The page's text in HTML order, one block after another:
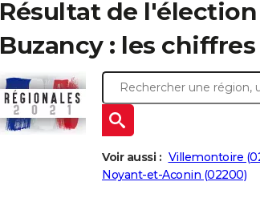
Résultat de
Buzancy : les
Voir aussi : Villemontoire
Noyant-et-Aconin (02200)